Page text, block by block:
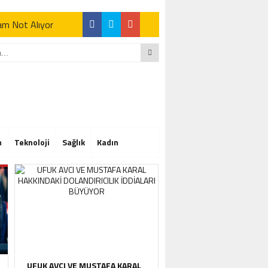
Not Alıyor
Not Alıyor
Teknoloji Sağlık Kadın
UFUK AVCI VE MUSTAFA KARAL